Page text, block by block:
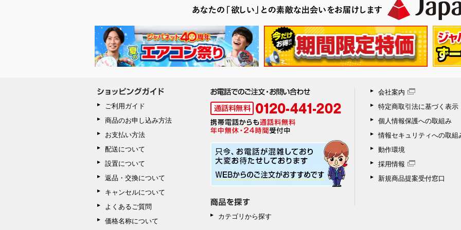
ご利用ガイド
商品のお申し込み方法
お支払い方法
配送について
設置について
返品・交換について
キャンセルについて
よくあるご質問
価格名称について
カテゴリから探す
会社案内
特定商取引法に基づく表示
個人情報保護への取組み
情報セキュリティへの取組
動作環境
採用情報
新規商品提案受付窓口